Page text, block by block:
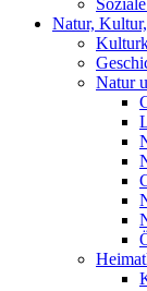
Natur,
Natur